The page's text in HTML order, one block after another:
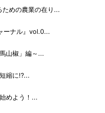
めの農業の在り...
ーナル』vol.0...
山椒」編～...
縮に!?...
めよう！...